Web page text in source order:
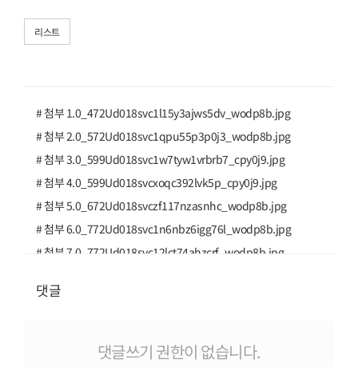
리스트
# 첨부 1.0_472Ud018svc1l15y3ajws5dv_wodp8b.jpg
# 첨부 2.0_572Ud018svc1qpu55p3p0j3_wodp8b.jpg
# 첨부 3.0_599Ud018svc1w7tyw1vrbrb7_cpy0j9.jpg
# 첨부 4.0_599Ud018svcxoqc392lvk5p_cpy0j9.jpg
# 첨부 5.0_672Ud018svczf117nzasnhc_wodp8b.jpg
# 첨부 6.0_772Ud018svc1n6nbz6igg76l_wodp8b.jpg
# 첨부 7.0_772Ud018svc12lct74ahzcrf_wodp8b.jpg
# 첨부 9.e_56fUd018svc65riqj5s7bg5_s85552.jpg
# 첨부 11.e_66fUd018svcqitxkphpflop_s85552.jpg
댓글
댓글쓰기 권한이 없습니다.